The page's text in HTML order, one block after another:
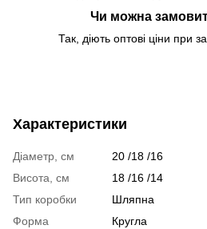
Чи можна
Так, діють оптові ціни при
Характеристики
Діаметр, см
20 /18 /16
Висота, см
18 /16 /14
Тип коробки
Шляпна
Форма
Кругла